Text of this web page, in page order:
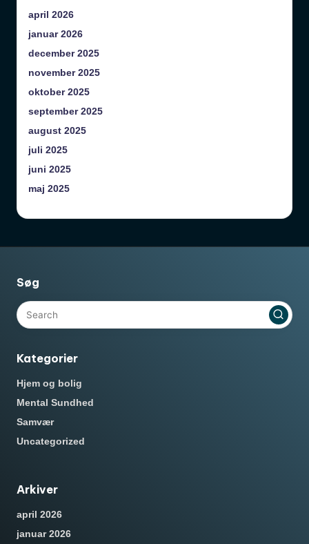
april 2026
januar 2026
december 2025
november 2025
oktober 2025
september 2025
august 2025
juli 2025
juni 2025
maj 2025
Søg
Kategorier
Hjem og bolig
Mental Sundhed
Samvær
Uncategorized
Arkiver
april 2026
januar 2026